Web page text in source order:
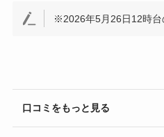
※2026年5月26日12時台
口コミをもっと見る